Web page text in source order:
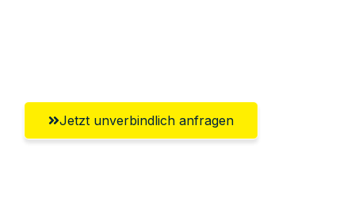
Jetzt unverbindlich anfragen